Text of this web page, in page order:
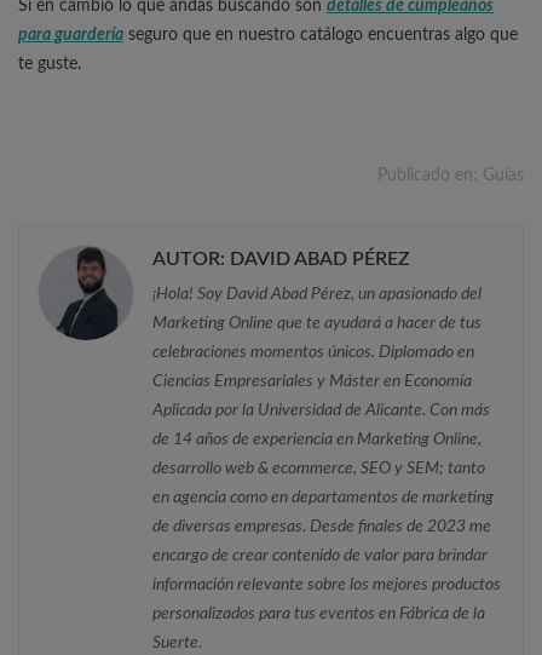
Si en cambio lo que andas buscando son detalles de cumpleaños
para guardería seguro que en nuestro catálogo encuentras algo que
te guste.
Publicado en: Guías
AUTOR: DAVID ABAD PÉREZ
¡Hola! Soy David Abad Pérez, un apasionado del
Marketing Online que te ayudará a hacer de tus
celebraciones momentos únicos. Diplomado en
Ciencias Empresariales y Máster en Economía
Aplicada por la Universidad de Alicante. Con más
de 14 años de experiencia en Marketing Online,
desarrollo web & ecommerce, SEO y SEM; tanto
en agencia como en departamentos de marketing
de diversas empresas. Desde finales de 2023 me
encargo de crear contenido de valor para brindar
información relevante sobre los mejores productos
personalizados para tus eventos en Fábrica de la
Suerte.